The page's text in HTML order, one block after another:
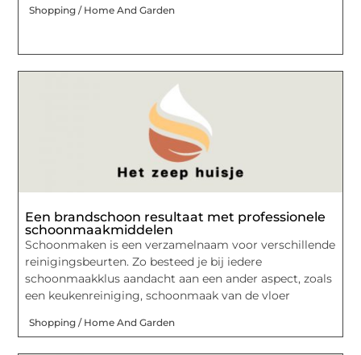
Shopping / Home And Garden
Een brandschoon resultaat met professionele
schoonmaakmiddelen
Schoonmaken is een verzamelnaam voor verschillende
reinigingsbeurten. Zo besteed je bij iedere
schoonmaakklus aandacht aan een ander aspect, zoals
een keukenreiniging, schoonmaak van de vloer
Shopping / Home And Garden